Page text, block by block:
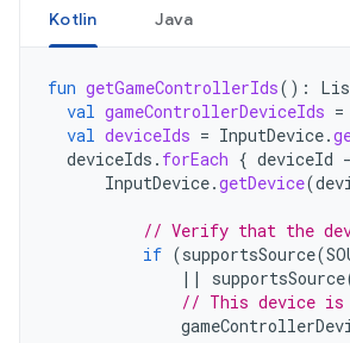
Kotlin Java
fun getGameControllerIds():
val gameControllerDeviceIds =
val deviceIds = InputDevice.
deviceIds . forEach { deviceId -
InputDevice.getDevice(
// Verify that the
if (supportsSource(
||
supportsSource
// This device is